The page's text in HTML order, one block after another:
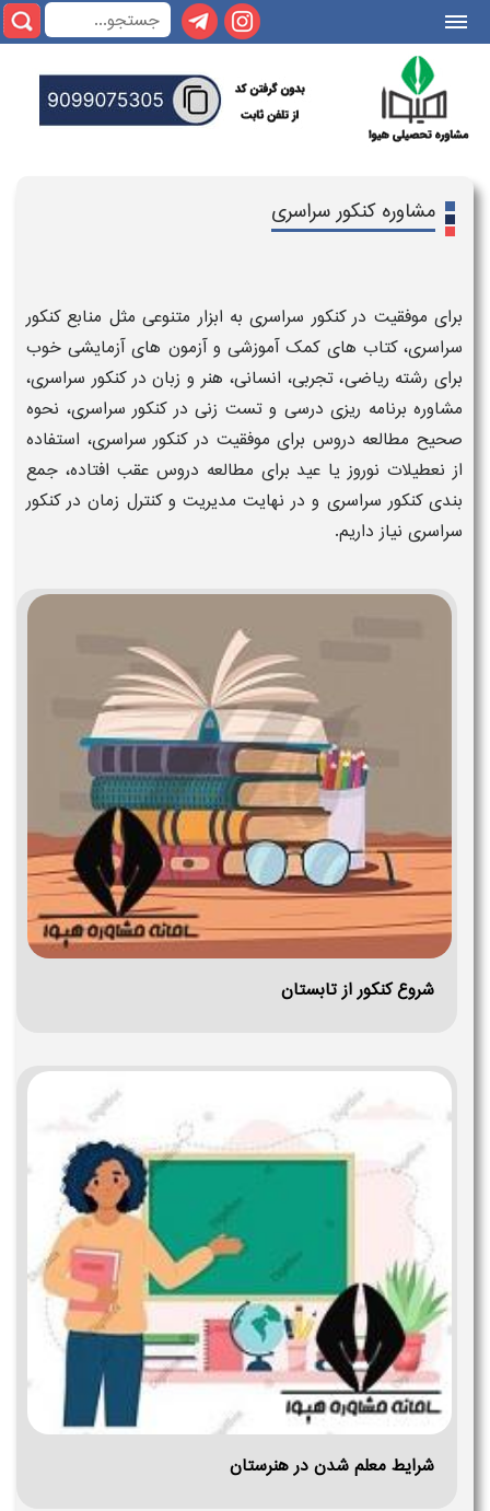
|||
مشاوره کنکور سراسری
برای موفقیت درکنکور سراسریبه ابزار متنوعی مثل منابع کنکور
سراسری،کتاب هایکمک آموزشیوآزمون هایآزمایشی خوب
برایرشته ریاضی،تجربی، انسانی، هنر و زبان درکنکور سراسری،
مشاوره برنامه ریزی درسی وتست زنی درکنکور سراسری، نحوه
صحیح مطالعه دروس برای موفقیت در کنکور سراسری، استفاده
از نعطیلات نوروزیا عید برای مطالعه دروس عقب افتاده، جمع
بندی کنکور سراسری و در نهایت مدیریت وکنترل زماندرکنکور
سراسری نیاز داریم.
شروع کنکور از تابستان
شرایط معلم شدن در هنرستان